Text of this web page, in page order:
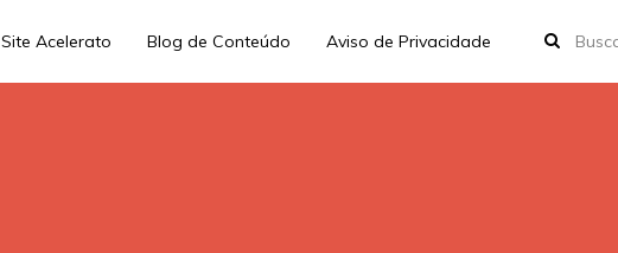
Site Acelerato Blog de Conteúdo Aviso de Privacidade